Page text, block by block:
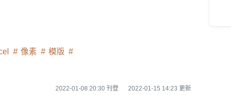
像素 模版
2022-01-08 20:30 刊登 2022-01-15 14:23 更新